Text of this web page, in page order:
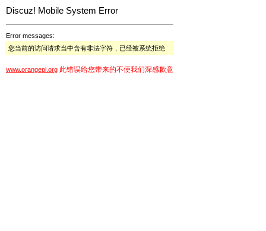
Discuz! Mobile System Error
Error messages:
您当前的访问请求当中含有非法字符，已经被系统拒绝
www.orangepi.org 此错误给您带来的不便我们深感歉意